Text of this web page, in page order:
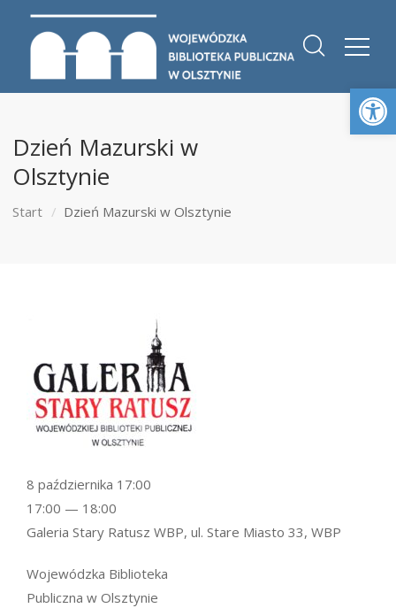
Dzień Mazurski w
Olsztynie
Start Dzień Mazurski w Olsztynie
Wojewódzka Biblioteka
Publiczna w Olsztynie
8 października 17:00
17:00 — 18:00
Galeria Stary Ratusz WBP, ul. Stare Miasto 33, WBP